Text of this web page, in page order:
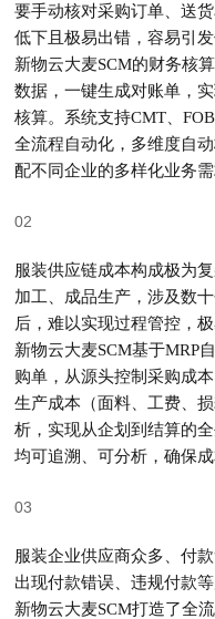
要手动核对采购订单、送
低下且极易出错，容易引
新物云大麦SCM的财务核
数据，一键生成对账单 ，
核算。系统支持CMT 、
全流程自动化，多维度自
配不同企业的多样化业务
02
服装供应链成本构成极为
加工、成品生产，涉及数
后，难以实现过程管控，
新物云大麦SCM基于MRP
购单，从源头控制采购成本
生产成本 （面料、工费、
析，实现从企划到结算的
均可追溯、可分析，确保
03
服装企业供应商众多、付
出现付款错误、违规付款
新物云大麦SCM打造了全